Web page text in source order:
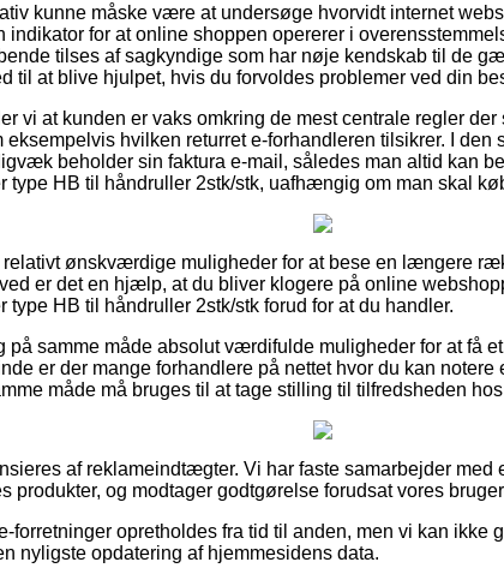
kunne måske være at undersøge hvorvidt internet
indikator for at online shoppen opererer i
tilses af sagkyndige som har nøje kendskab til de
til at blive hjulpet, hvis du forvoldes problemer ved din
vi at kunden er vaks omkring de mest centrale regler
eksempelvis hvilken returret e-forhandleren tilsikrer. I
beholder sin faktura e-mail, således man altid kan
type HB til håndruller 2stk/stk, uafhængig om man skal
relativt ønskværdige muligheder for at bese en længere
er det en hjælp, at du bliver klogere på online
HB til håndruller 2stk/stk forud for at du handler.
på samme måde absolut værdifulde muligheder for at få
er der mange forhandlere på nettet hvor du kan
måde må bruges til at tage stilling til tilfredsheden
af reklameindtægter. Vi har faste samarbejder
produkter, og modtager godtgørelse forudsat vores
forretninger opretholdes fra tid til anden, men vi kan ikke
nyligste opdatering af hjemmesidens data.